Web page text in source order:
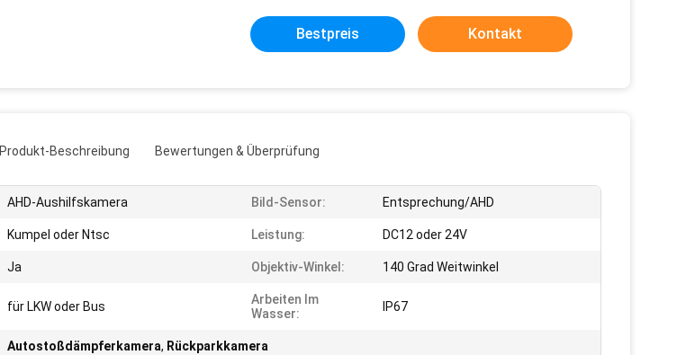
Bestpreis Kontakt
Produkt-Beschreibung Bewertungen & Überprüfung
AHD-Aushilfskamera Bild-Sensor: Entsprechung/AHD
Kumpel oder Ntsc Leistung: DC12 oder 24V
Ja Objektiv-Winkel: 140 Grad Weitwinkel
für LKW oder Bus
Arbeiten Im
Wasser:
IP67
Autostoßdämpferkamera, Rückparkkamera